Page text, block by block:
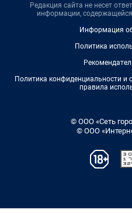
Редакция сайта не несет
информации,
Информация
Политика
Политика конфиденциальности и
правила
© ООО «Сеть
© ООО